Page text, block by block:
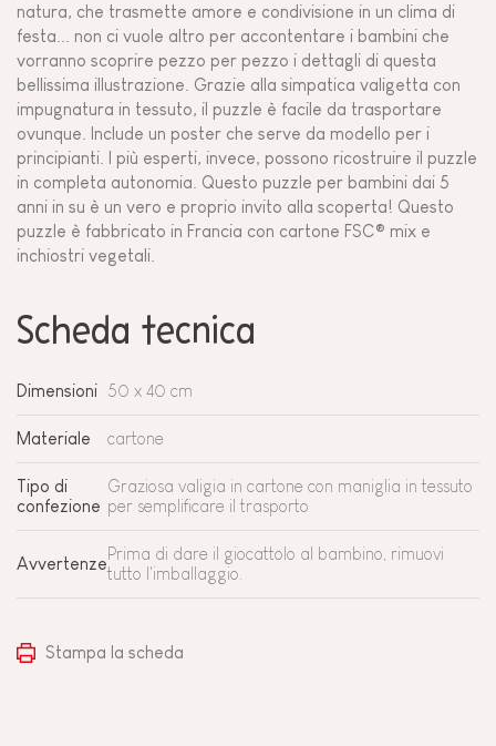
natura, che trasmette amore e condivisione in un clima di
festa... non ci vuole altro per accontentare i bambini che
vorranno scoprire pezzo per pezzo i dettagli di questa
bellissima illustrazione. Grazie alla simpatica valigetta con
impugnatura in tessuto, il puzzle è facile da trasportare
ovunque. Include un poster che serve da modello per i
principianti. I più esperti, invece, possono ricostruire il puzzle
in completa autonomia. Questo puzzle per bambini dai 5
anni in su è un vero e proprio invito alla scoperta! Questo
puzzle è fabbricato in Francia con cartone FSC® mix e
inchiostri vegetali.
Scheda tecnica
Dimensioni 50 x 40 cm
Materiale cartone
Tipo di
confezione
Graziosa valigia in cartone con maniglia in tessuto
per semplificare il trasporto
Avvertenze
Prima di dare il giocattolo al bambino, rimuovi
tutto l'imballaggio.
Stampa la scheda